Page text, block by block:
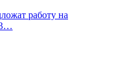
работу на
3…